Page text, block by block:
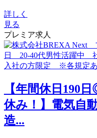
詳しく
見る
プレミア求人
【年間休日190
休み！】電気自
造...